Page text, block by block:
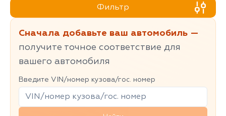
Фильтр
Сначала добавьте ваш автомобиль —
получите точное соответствие для
вашего автомобиля
Введите VIN/номер кузова/гос. номер